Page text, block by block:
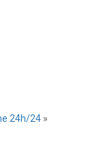
24h/24 »